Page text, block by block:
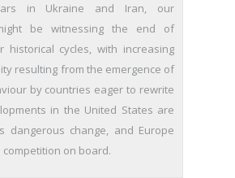
in Ukraine and Iran, our
be witnessing the end of
historical cycles, with increasing
resulting from the emergence of
by countries eager to rewrite
in the United States are
dangerous change, and Europe
on board.